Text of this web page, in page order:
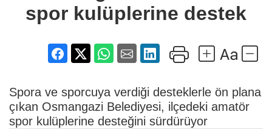
spor kulüplerine destek
Spora ve sporcuya verdiği desteklerle ön plana
çıkan Osmangazi Belediyesi, ilçedeki amatör
spor kulüplerine desteğini sürdürüyor